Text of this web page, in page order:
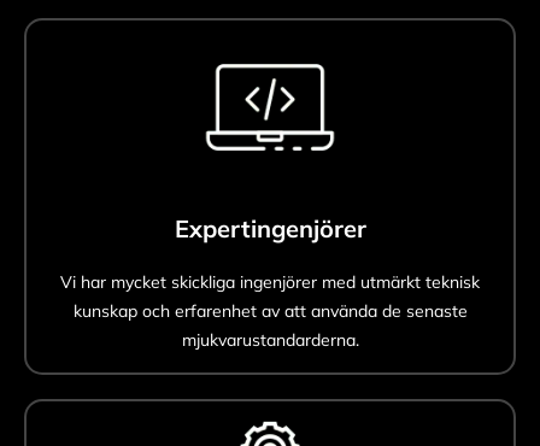
Expertingenjörer
Vi har mycket skickliga ingenjörer med utmärkt teknisk
kunskap och erfarenhet av att använda de senaste
mjukvarustandarderna.